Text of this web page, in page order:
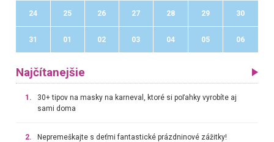
24 25 26 27 28 29 30
31 01 02 03 04 05 06
Najčítanejšie
1.
30+ tipov na masky na karneval, ktoré si poľahky vyrobíte aj
sami doma
2. Nepremeškajte s deťmi fantastické prázdninové zážitky!